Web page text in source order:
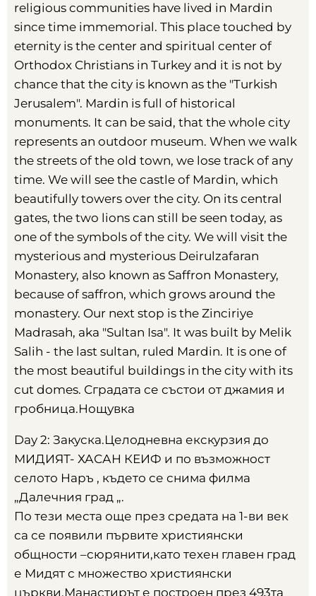
religious communities have lived in Mardin
since time immemorial. This place touched by
eternity is the center and spiritual center of
Orthodox Christians in Turkey and it is not by
chance that the city is known as the "Turkish
Jerusalem". Mardin is full of historical
monuments. It can be said, that the whole city
represents an outdoor museum. When we walk
the streets of the old town, we lose track of any
time. We will see the castle of Mardin, which
beautifully towers over the city. On its central
gates, the two lions can still be seen today, as
one of the symbols of the city. We will visit the
mysterious and mysterious Deirulzafaran
Monastery, also known as Saffron Monastery,
because of saffron, which grows around the
monastery. Our next stop is the Zinciriye
Madrasah, aka "Sultan Isa". It was built by Melik
Salih - the last sultan, ruled Mardin. It is one of
the most beautiful buildings in the city with its
cut domes. Сградата се състои от джамия и
гробница.Нощувка
Day 2: Закуска.Целодневна екскурзия до
МИДИЯТ- ХАСАН КЕИФ и по възможност
селото Наръ , където се снима филма
„Далечния град „.
По тези места още през средата на 1-ви век
са се появили първите християнски
общности –сюрянити,като техен главен град
е Мидят с множество християнски
църкви.Манастирът е построен през 493та